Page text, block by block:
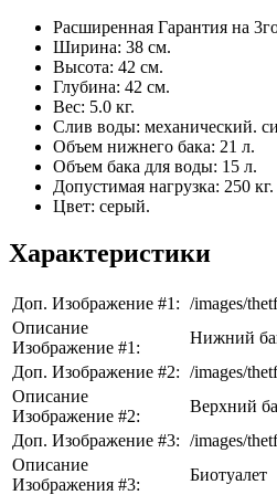
Расширенная Гарантия на
Ширина: 38 см.
Высота: 42 см.
Глубина: 42 см.
Вес: 5.0 кг.
Слив воды: механический.
Объем нижнего бака: 21 л.
Объем бака для воды: 15 л.
Допустимая нагрузка: 250 кг.
Цвет: серый.
Характеристики
Доп. Изображение #1: /images/
Описание
Изображение #1:
Нижний
Доп. Изображение #2: /images/
Описание
Изображение #2:
Верхний
Доп. Изображение #3: /images/
Описание
Изображения #3:
Биотуалет